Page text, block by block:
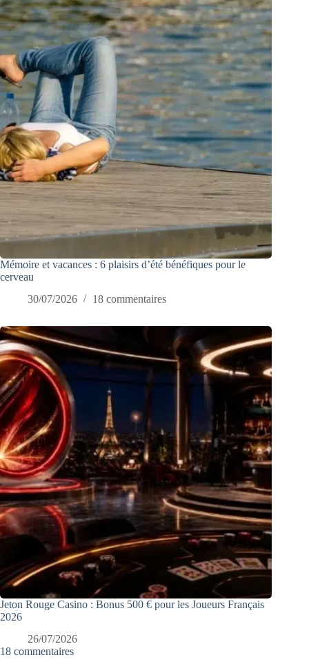
Mémoire et vacances : 6 plaisirs d’été bénéfiques pour le
cerveau
30/07/2026
18 commentaires
Jeton Rouge Casino : Bonus 500 € pour les Joueurs Français
2026
26/07/2026
18 commentaires